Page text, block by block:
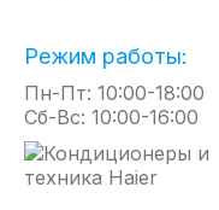
высокоточному
воздушных пробок.
Благодаря
сверхкомпактным
станет
Вашу жизнь
Режим работы:
Пн-Пт: 10:00-18:00
Сб-Вс: 10:00-16:00